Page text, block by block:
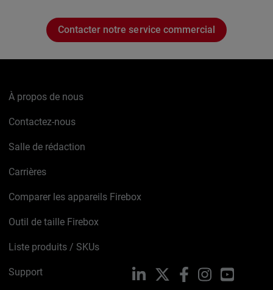
Contacter notre service commercial
À propos de nous
Contactez-nous
Salle de rédaction
Carrières
Comparer les appareils Firebox
Outil de taille Firebox
Liste produits / SKUs
Support LinkedIn FacebookInstagramYouTube